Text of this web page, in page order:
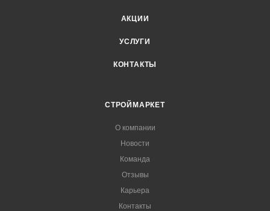
АКЦИИ
УСЛУГИ
КОНТАКТЫ
СТРОЙМАРКЕТ
О компании
Новости
Команда
Отзывы
Карьера
Контакты